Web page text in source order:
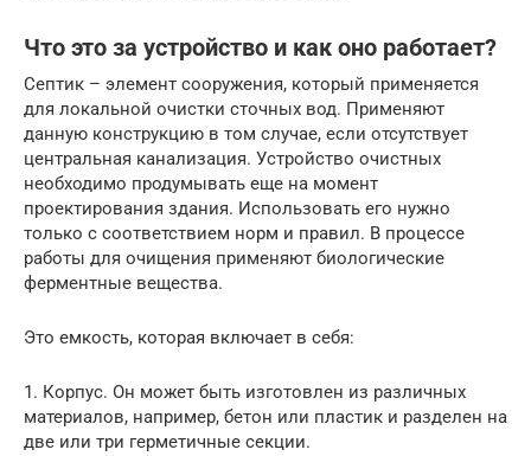
Что это за устройство и как оно работает?
Септик – элемент сооружения, который применяется
для локальной очистки сточных вод. Применяют
данную конструкцию в том случае, если отсутствует
центральная канализация. Устройство очистных
необходимо продумывать еще на момент
проектирования здания. Использовать его нужно
только с соответствием норм и правил. В процессе
работы для очищения применяют биологические
ферментные вещества.
Это емкость, которая включает в себя:
1. Корпус. Он может быть изготовлен из различных
материалов, например, бетон или пластик и разделен на
две или три герметичные секции.